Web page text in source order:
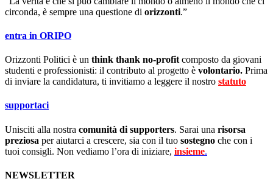
circonda, è sempre una questione di orizzonti.”
entra in ORIPO
Orizzonti Politici è un think thank no-profit composto da giovani
studenti e professionisti: il contributo al progetto è volontario. Prima
di inviare la candidatura, ti invitiamo a leggere il nostro statuto
supportaci
Unisciti alla nostra comunità di supporters. Sarai una risorsa
preziosa per aiutarci a crescere, sia con il tuo sostegno che con i
tuoi consigli. Non vediamo l’ora di iniziare, insieme.
NEWSLETTER